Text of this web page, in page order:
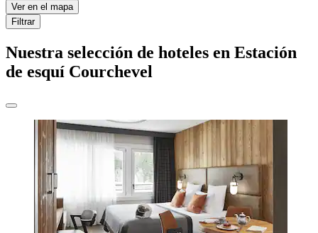
Ver en el mapa
Filtrar
Nuestra selección de hoteles en Estación
de esquí Courchevel